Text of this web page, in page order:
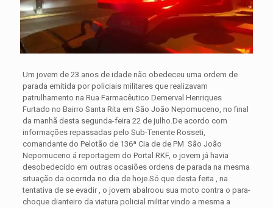
Um jovem de 23 anos de idade não obedeceu uma ordem de
parada emitida por policiais militares que realizavam
patrulhamento na Rua Farmacêutico Demerval Henriques
Furtado no Bairro Santa Rita em São João Nepomuceno, no final
da manhã desta segunda-feira 22 de julho.De acordo com
informações repassadas pelo Sub-Tenente Rosseti,
comandante do Pelotão de 136ª Cia de de PM São João
Nepomuceno á reportagem do Portal RKF, o jovem já havia
desobedecido em outras ocasiões ordens de parada na mesma
situação da ocorrida no dia de hoje.Só que desta feita , na
tentativa de se evadir , o jovem abalroou sua moto contra o para-
choque dianteiro da viatura policial militar vindo a mesma a